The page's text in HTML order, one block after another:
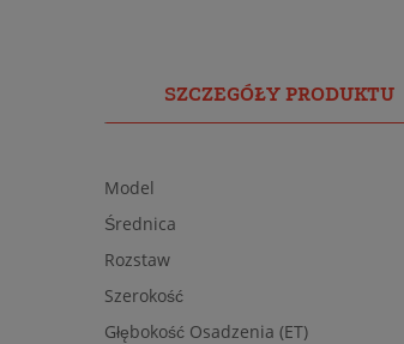
SZCZEGÓŁY PRODUKTU
Model
Średnica
Rozstaw
Szerokość
Głębokość Osadzenia (ET)